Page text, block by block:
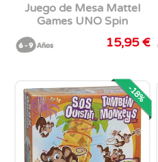
Juego de Mesa Mattel
Games UNO Spin
15,95 €
-18%